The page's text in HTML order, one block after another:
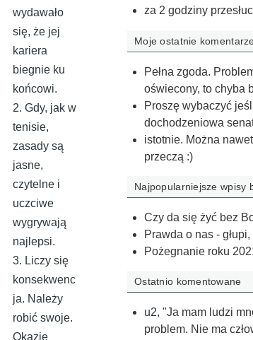
wydawało
się, że jej
kariera
biegnie ku
końcowi.
2. Gdy, jak w
tenisie,
zasady są
jasne,
czytelne i
uczciwe
wygrywają
najlepsi.
3. Liczy się
konsekwenc
ja. Należy
robić swoje.
Okazje
za 2 godziny
Moje ostatnie
Pełna zgoda.
oświecony, to chyba
Proszę wybaczyć
dochodzeniowa
istotnie. Można
przeczą :)
Najpopularniejsze wpisy
Czy da się żyć bez
Prawda o nas -
Pożegnanie roku
Ostatnio komentowane
u2, "Ja mam ludzi
problem. Nie ma